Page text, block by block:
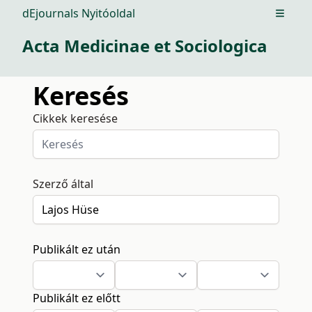
dEjournals Nyitóoldal Open
Acta Medicinae et Sociologica
Keresés
Cikkek keresése
Szerző által
Publikált ez után
Publikált ez előtt